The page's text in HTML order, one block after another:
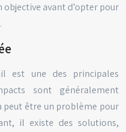
avant d’opter pour
est une des principales
sont généralement
peut être un problème pour
il existe des solutions,